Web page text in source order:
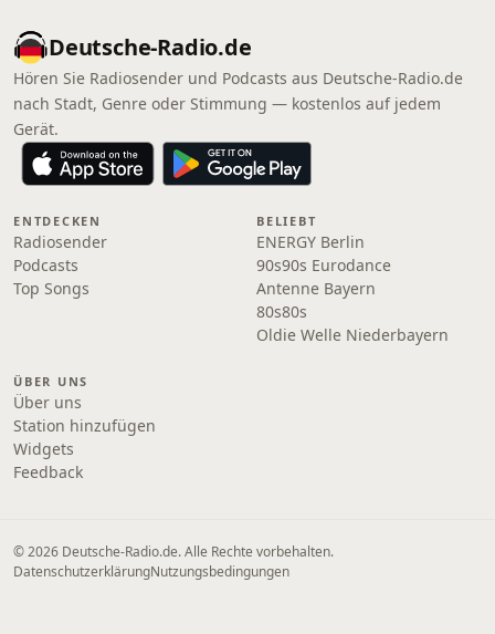
Deutsche-Radio.de
Hören Sie Radiosender und Podcasts aus Deutsche-Radio.de
nach Stadt, Genre oder Stimmung — kostenlos auf jedem
Gerät.
ENTDECKEN
Radiosender
Podcasts
Top Songs
BELIEBT
ENERGY Berlin
90s90s Eurodance
Antenne Bayern
80s80s
Oldie Welle Niederbayern
ÜBER UNS
Über uns
Station hinzufügen
Widgets
Feedback
© 2026 Deutsche-Radio.de. Alle Rechte vorbehalten.
DatenschutzerklärungNutzungsbedingungen